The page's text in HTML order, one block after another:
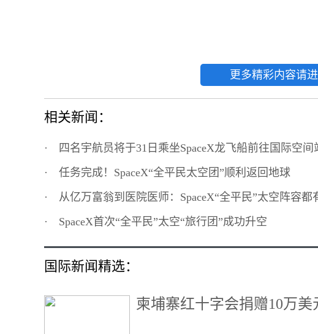
更多精彩内容请
相关新闻：
·
四名宇航员将于31日乘坐SpaceX龙飞船前往国际空间
· 任务完成！SpaceX“全平民太空团”顺利返回地球
· 从亿万富翁到医院医师：SpaceX“全平民”太空阵容都
· SpaceX首次“全平民”太空“旅行团”成功升空
国际新闻精选：
柬埔寨红十字会捐赠10万